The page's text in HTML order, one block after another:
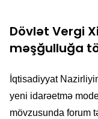
Dövlət Vergi
məşğulluğa
İqtisadiyyat
yeni idarəetmə
mövzusunda forum